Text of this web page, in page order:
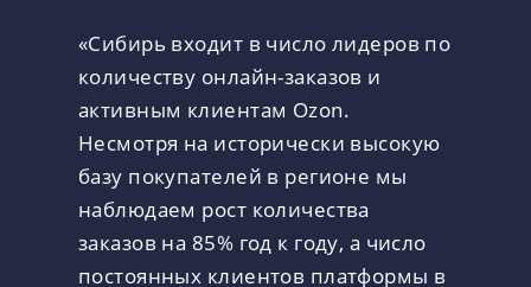
«Сибирь входит в число лидеров по
количеству онлайн-заказов и
активным клиентам Ozon.
Несмотря на исторически высокую
базу покупателей в регионе мы
наблюдаем рост количества
заказов на 85% год к году, а число
постоянных клиентов платформы в